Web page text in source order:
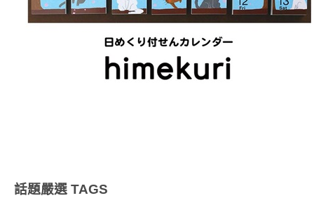
話題嚴選 TAGS